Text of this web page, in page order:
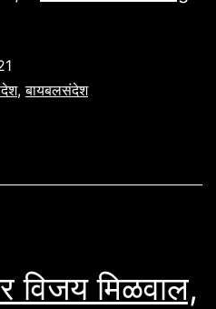
,बायबलसंदेश
विजय मिळवाल,